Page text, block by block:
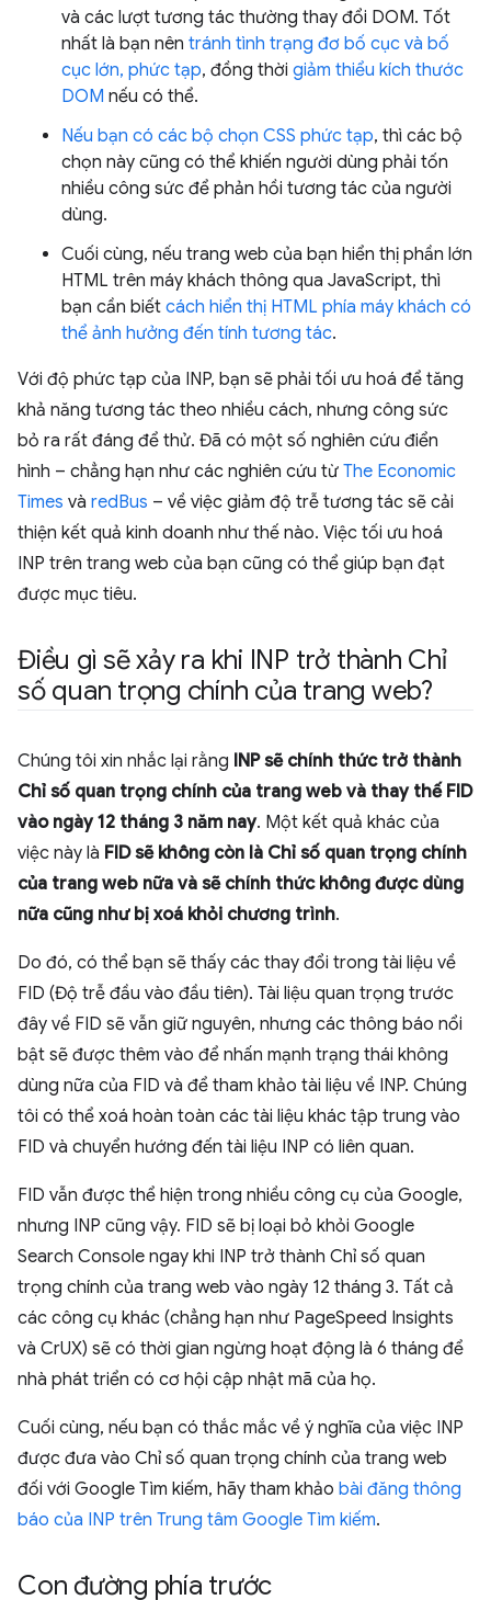
và các lượt tương tác thường thay đổi DOM. Tốt
nhất là bạn nên tránh tình trạng đơ bố cục và bố
cục lớn, phức tạp, đồng thời giảm thiểu kích thước
DOM nếu có thể.
Nếu bạn có các bộ chọn CSS phức tạp, thì các bộ
chọn này cũng có thể khiến người dùng phải tốn
nhiều công sức để phản hồi tương tác của người
dùng.
Cuối cùng, nếu trang web của bạn hiển thị phần lớn
HTML trên máy khách thông qua JavaScript, thì
bạn cần biết cách hiển thị HTML phía máy khách có
thể ảnh hưởng đến tính tương tác.
Với độ phức tạp của INP, bạn sẽ phải tối ưu hoá để tăng
khả năng tương tác theo nhiều cách, nhưng công sức
bỏ ra rất đáng để thử. Đã có một số nghiên cứu điển
hình – chẳng hạn như các nghiên cứu từ The Economic
Times và redBus – về việc giảm độ trễ tương tác sẽ cải
thiện kết quả kinh doanh như thế nào. Việc tối ưu hoá
INP trên trang web của bạn cũng có thể giúp bạn đạt
được mục tiêu.
Điều gì sẽ xảy ra khi INP trở thành Chỉ
số quan trọng chính của trang web?
Chúng tôi xin nhắc lại rằng INP sẽ chính thức trở thành
Chỉ số quan trọng chính của trang web và thay thế FID
vào ngày 12 tháng 3 năm nay. Một kết quả khác của
việc này là FID sẽ không còn là Chỉ số quan trọng chính
của trang web nữa và sẽ chính thức không được dùng
nữa cũng như bị xoá khỏi chương trình.
Do đó, có thể bạn sẽ thấy các thay đổi trong tài liệu về
FID (Độ trễ đầu vào đầu tiên). Tài liệu quan trọng trước
đây về FID sẽ vẫn giữ nguyên, nhưng các thông báo nổi
bật sẽ được thêm vào để nhấn mạnh trạng thái không
dùng nữa của FID và để tham khảo tài liệu về INP. Chúng
tôi có thể xoá hoàn toàn các tài liệu khác tập trung vào
FID và chuyển hướng đến tài liệu INP có liên quan.
FID vẫn được thể hiện trong nhiều công cụ của Google,
nhưng INP cũng vậy. FID sẽ bị loại bỏ khỏi Google
Search Console ngay khi INP trở thành Chỉ số quan
trọng chính của trang web vào ngày 12 tháng 3. Tất cả
các công cụ khác (chẳng hạn như PageSpeed Insights
và CrUX) sẽ có thời gian ngừng hoạt động là 6 tháng để
nhà phát triển có cơ hội cập nhật mã của họ.
Cuối cùng, nếu bạn có thắc mắc về ý nghĩa của việc INP
được đưa vào Chỉ số quan trọng chính của trang web
đối với Google Tìm kiếm, hãy tham khảo bài đăng thông
báo của INP trên Trung tâm Google Tìm kiếm.
Con đường phía trước